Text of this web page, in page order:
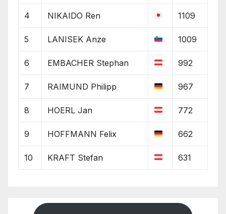
4 NIKAIDO Ren 1109
5 LANISEK Anze 1009
6 EMBACHER Stephan 992
7 RAIMUND Philipp 967
8 HOERL Jan 772
9 HOFFMANN Felix 662
10 KRAFT Stefan 631